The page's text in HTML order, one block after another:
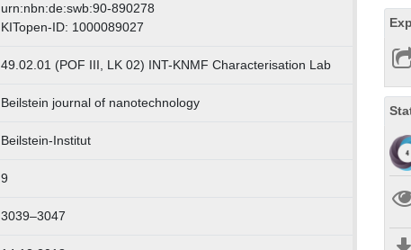
urn:nbn:de:swb:90-890278
KITopen-ID: 1000089027
49.02.01 (POF III, LK 02) INT-KNMF Characterisation Lab
Beilstein journal of nanotechnology
Beilstein-Institut
9
3039–3047